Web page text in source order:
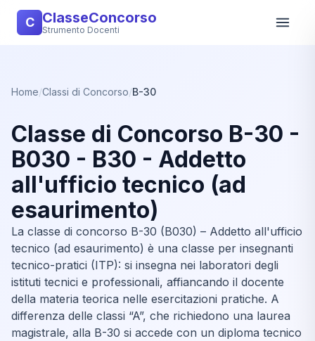
C ClasseConcorso
Strumento Docenti
Home/Classi di Concorso/B-30
Classe di Concorso B-30 -
B030 - B30 - Addetto
all'ufficio tecnico (ad
esaurimento)
La classe di concorso B-30 (B030) – Addetto all'ufficio
tecnico (ad esaurimento) è una classe per insegnanti
tecnico-pratici (ITP): si insegna nei laboratori degli
istituti tecnici e professionali, affiancando il docente
della materia teorica nelle esercitazioni pratiche. A
differenza delle classi “A”, che richiedono una laurea
magistrale, alla B-30 si accede con un diploma tecnico